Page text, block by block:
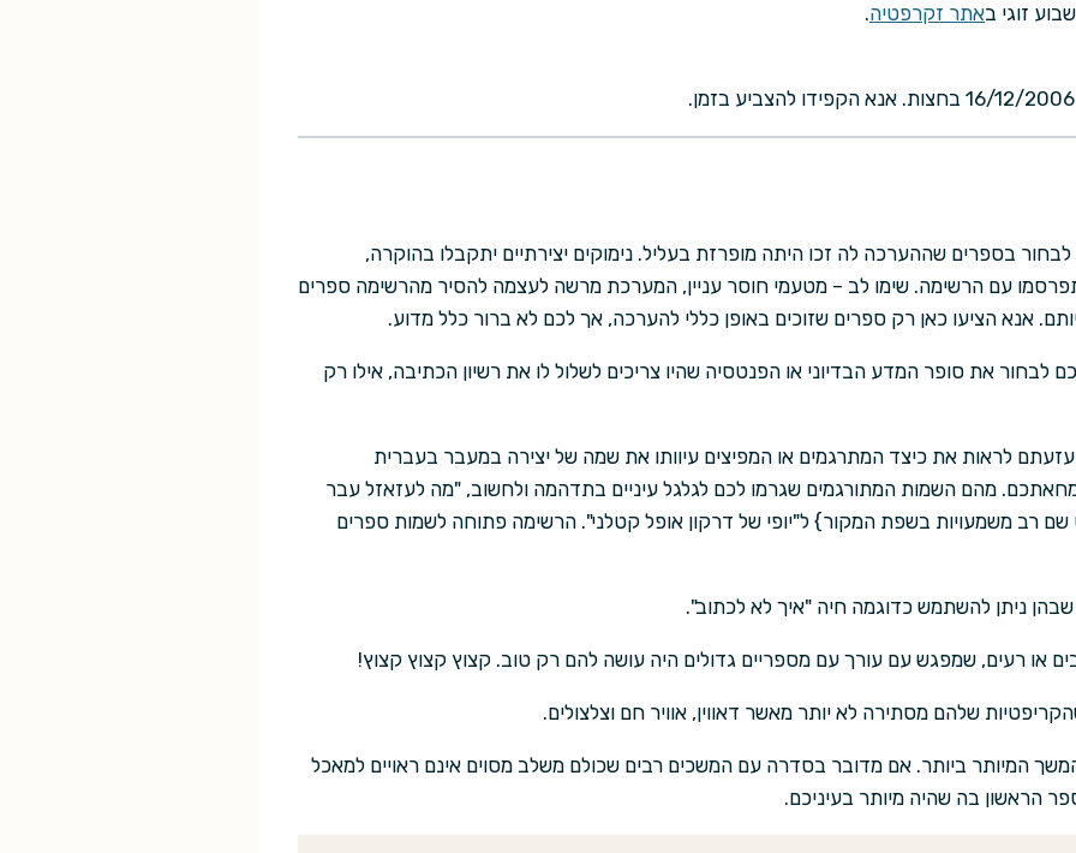
זוגי באתר זקרפטיה.
לבחור בספרים שההערכה לה זכו היתה מופרזת בעליל. נימוקים יצירתיים יתקבלו בהוקרה,
עם הרשימה. שימו לב – מטעמי חוסר עניין, המערכת מרשה לעצמה להסיר מהרשימה ספרים
אנא הציעו כאן רק ספרים שזוכים באופן כללי להערכה, אך לכם לא ברור כלל מדוע.
לבחור את סופר המדע הבדיוני או הפנטסיה שהיו צריכים לשלול לו את רשיון הכתיבה, אילו רק
לראות את כיצד המתרגמים או המפיצים עיוותו את שמה של יצירה במעבר בעברית
מהם השמות המתורגמים שגרמו לכם לגלגל עיניים בתדהמה ולחשוב, "מה לעזאזל עבר
רב משמעויות בשפת המקור} ל"יופי של דרקון אופל קטלני". הרשימה פתוחה לשמות ספרים
ניתן להשתמש כדוגמה חיה "איך לא לכתוב".
או רעים, שמפגש עם עורך עם מספריים גדולים היה עושה להם רק טוב. קצוץ קצוץ קצוץ!
שלהם מסתירה לא יותר מאשר דאווין, אוויר חם וצלצולים.
המיותר ביותר. אם מדובר בסדרה עם המשכים רבים שכולם משלב מסוים אינם ראויים למאכל
הראשון בה שהיה מיותר בעיניכם.